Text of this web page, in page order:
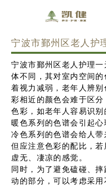
宁波市鄞州区老人护
宁波市鄞州区老人护理
体不同，其对室内空间
着视力减弱，老年人辨
彩相近的颜色会难于区
色彩，如老年人容易识别
暖色系列的色谱会引起
冷色系列的色谱会给人带
但应注意色彩的配比，
虚无、凄凉的感觉。
同时，为了避免磕碰、
动的部分，可以考虑采